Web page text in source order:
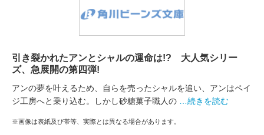
引き裂かれたアンとシャルの運命は!? 大人気シリー
ズ、急展開の第四弾!
アンの夢を叶えるため、自らを売ったシャルを追い、アンはペイ
ジ工房へと乗り込む。しかし砂糖菓子職人の
…続きを読む
※画像は表紙及び帯等、実際とは異なる場合があります。